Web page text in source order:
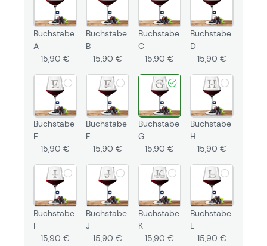
Buchstabe
A
15,90 €
Buchstabe
B
15,90 €
Buchstabe
C
15,90 €
Buchstabe
D
15,90 €
Buchstabe
E
15,90 €
Buchstabe
F
15,90 €
Buchstabe
G
15,90 €
Buchstabe
H
15,90 €
Buchstabe
I
15,90 €
Buchstabe
J
15,90 €
Buchstabe
K
15,90 €
Buchstabe
L
15,90 €